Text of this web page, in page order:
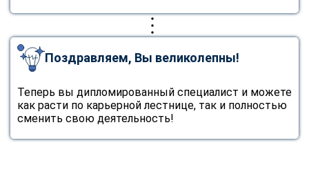
Поздравляем, Вы великолепны!
Теперь вы дипломированный специалист и можете
как расти по карьерной лестнице, так и полностью
сменить свою деятельность!